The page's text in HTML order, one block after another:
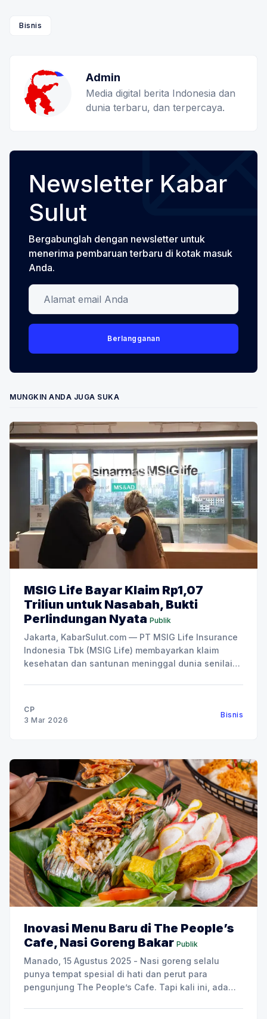
Bisnis
Admin
Media digital berita Indonesia dan
dunia terbaru, dan terpercaya.
Newsletter Kabar
Sulut
Bergabunglah dengan newsletter untuk
menerima pembaruan terbaru di kotak masuk
Anda.
Alamat email Anda
Berlangganan
MUNGKIN ANDA JUGA SUKA
MSIG Life Bayar Klaim Rp1,07
Triliun untuk Nasabah, Bukti
Perlindungan Nyata Publik
Jakarta, KabarSulut.com — PT MSIG Life Insurance
Indonesia Tbk (MSIG Life) membayarkan klaim
kesehatan dan santunan meninggal dunia senilai
keluarga yang kehilangan orang terkasih.
CP
3 Mar 2026
Bisnis
Inovasi Menu Baru di The People’s
Cafe, Nasi Goreng Bakar Publik
Manado, 15 Agustus 2025 - Nasi goreng selalu
punya tempat spesial di hati dan perut para
pengunjung The People’s Cafe. Tapi kali ini, ada